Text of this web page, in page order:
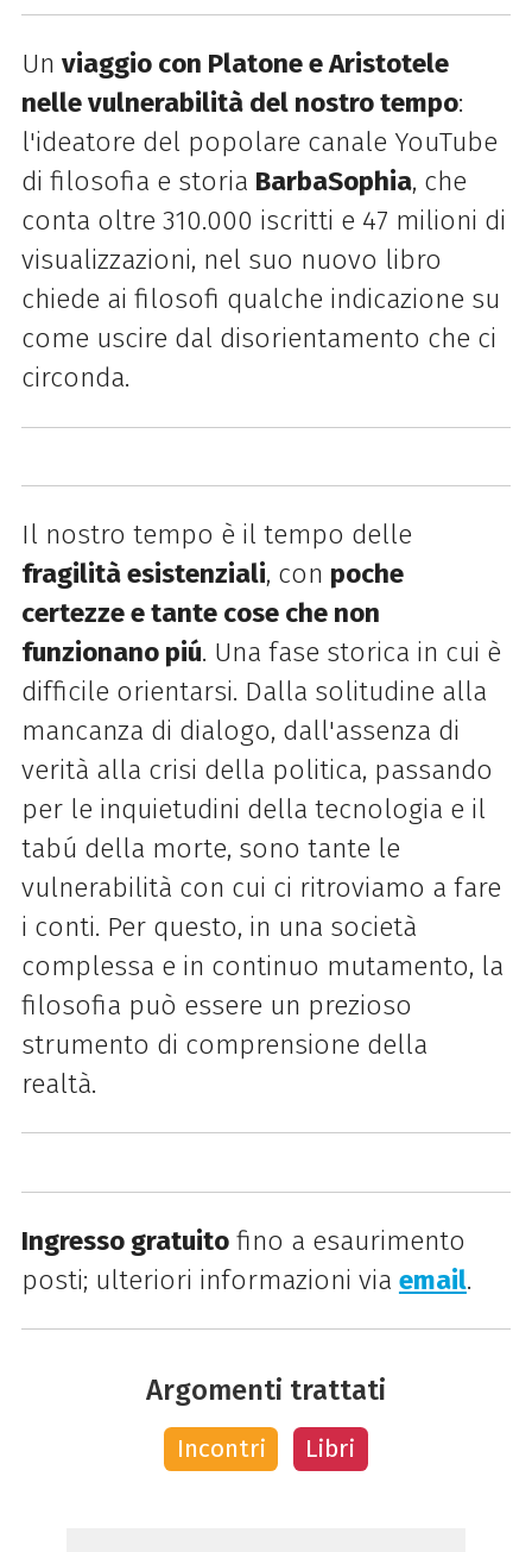
Un viaggio con Platone e Aristotele
nelle vulnerabilità del nostro tempo:
l'ideatore del popolare canale YouTube
di filosofia e storia BarbaSophia, che
conta oltre 310.000 iscritti e 47 milioni di
visualizzazioni, nel suo nuovo libro
chiede ai filosofi qualche indicazione su
come uscire dal disorientamento che ci
circonda.
Il nostro tempo è il tempo delle
fragilità esistenziali, con poche
certezze e tante cose che non
funzionano piú. Una fase storica in cui è
difficile orientarsi. Dalla solitudine alla
mancanza di dialogo, dall'assenza di
verità alla crisi della politica, passando
per le inquietudini della tecnologia e il
tabú della morte, sono tante le
vulnerabilità con cui ci ritroviamo a fare
i conti. Per questo, in una società
complessa e in continuo mutamento, la
filosofia può essere un prezioso
strumento di comprensione della
realtà.
Ingresso gratuitofino a esaurimento
posti; ulteriori informazioni via email.
Argomenti trattati
Incontri Libri